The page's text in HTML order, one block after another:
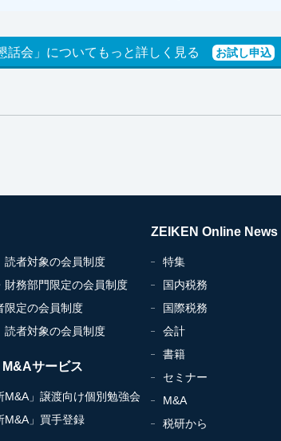
話会」についてもっと詳しく見る お試し申込
読者対象の会員制度
財務部門限定の会員制度
限定の会員制度
読者対象の会員制度
サービス
M&A」譲渡向け個別勉強会
M&A」買手登録
ZEIKEN Online News
特集
国内税務
国際税務
会計
書籍
セミナー
M&A
税研から